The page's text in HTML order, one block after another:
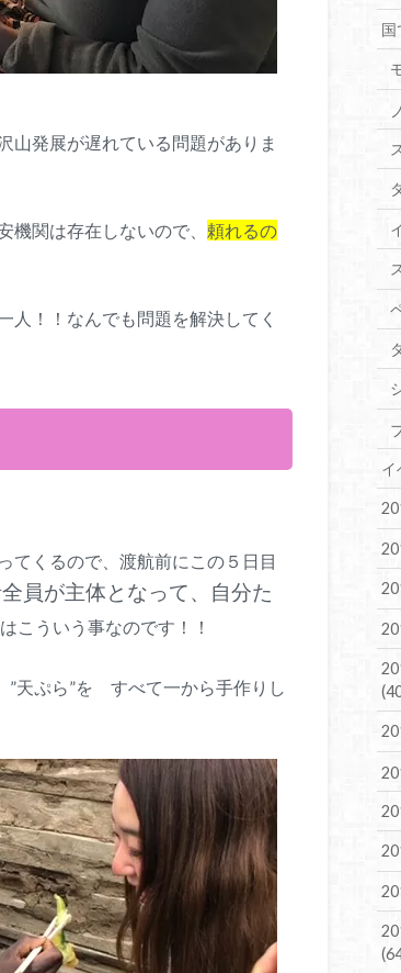
山発展が遅れている問題がありま
関は存在しないので、 頼れるの
人！！なんでも問題を解決してく
てくるので、渡航前にこの５日目
員が主体となって、自分た
こういう事なのです！！
天ぷら”を すべて一から手作りし
イ